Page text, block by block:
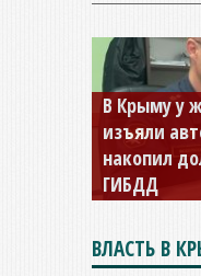
В Крыму у
изъяли
накопил
ГИБДД
ВЛАСТЬ В